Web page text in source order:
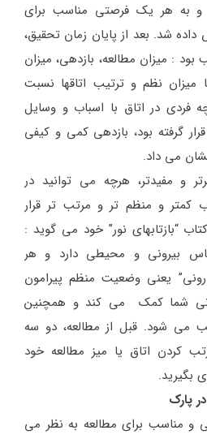
و به هر یک فرصتی مناسب برای
شد. بعد از پایان زمان تحقیق،
: میزان مطالعه، بازدهی، میزان
میزان نظم و ترتیب اتاقها نسبت
فردی در اتاق با اسباب و وسایل
گرفته بود، بازدهی کمی و کیفی
می داد.
و مفیدتر، هرچه می توانید در
کمتر و منظم تر و مرتب تر قرار
“بازتابهای نور” خود می گوید :
بیرونی و محیطی دارد و هر
یعنی وضعیت منظم پیرامون
شما کمک می کند و همچنین
می شود. قبل از مطالعه، دو سه
کردن اتاق یا میز مطالعه خود
بگیرید.
پارک
و مناسب برای مطالعه به نظر می